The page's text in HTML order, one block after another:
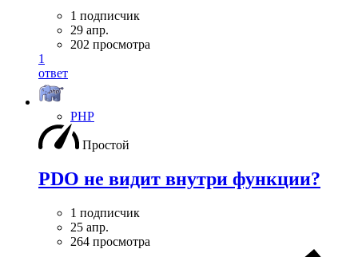
1 подписчик
29 апр.
202 просмотра
1
ответ
PHP
Простой
PDO не видит внутри функции?
1 подписчик
25 апр.
264 просмотра